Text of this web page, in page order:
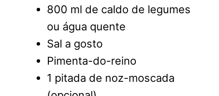
800 ml de caldo de legumes
ou água quente
Sal a gosto
Pimenta-do-reino
1 pitada de noz-moscada